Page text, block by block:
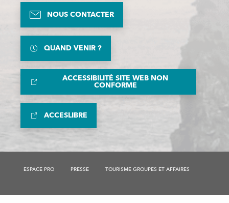
NOUS CONTACTER
QUAND VENIR ?
ACCESSIBILITÉ SITE WEB NON
CONFORME
ACCESLIBRE
ESPACE PRO PRESSE TOURISME GROUPES ET AFFAIRES